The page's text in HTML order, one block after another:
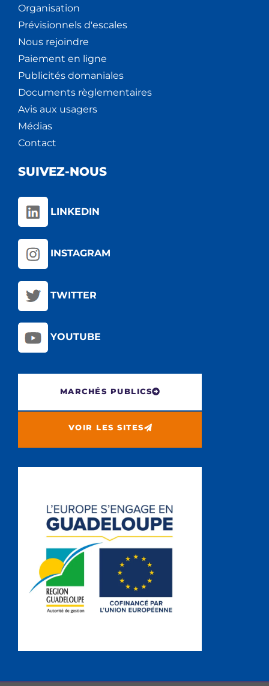
Organisation
Prévisionnels d'escales
Nous rejoindre
Paiement en ligne
Publicités domaniales
Documents règlementaires
Avis aux usagers
Médias
Contact
SUIVEZ-NOUS
LINKEDIN
INSTAGRAM
TWITTER
YOUTUBE
MARCHÉS PUBLICS
VOIR LES SITES